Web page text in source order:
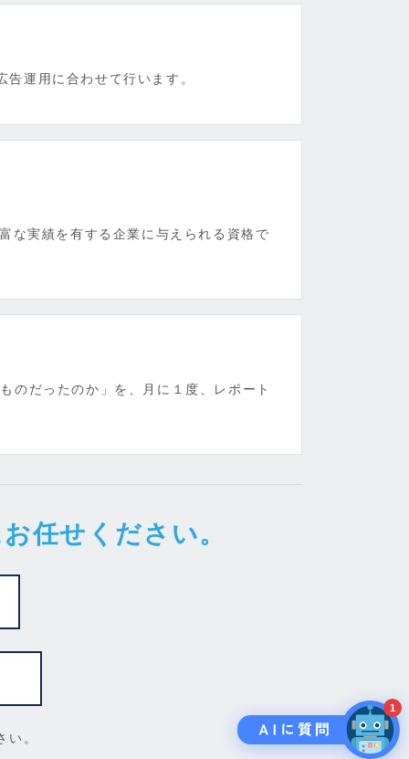
運用に合わせて行います。
実績を有する企業に与えられる資格で
のだったのか」を、月に１度、レポート
任せください。
。
1